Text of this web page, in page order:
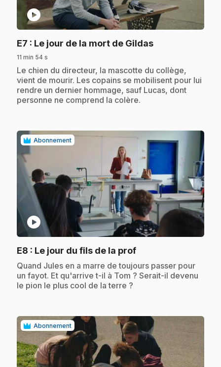
play_circle
E7 : Le jour de la mort de Gildas.
11 min 54 s
.Le chien du directeur, la mascotte du collège,
vient de mourir. Les copains se mobilisent pour lui
rendre un dernier hommage, sauf Lucas, dont
personne ne comprend la colère.
Abonnement
play_circle
E8 : Le jour du fils de la prof.
.Quand Jules en a marre de toujours passer pour
un fayot. Et qu'arrive t-il à Tom ? Serait-il devenu
le pion le plus cool de la terre ?
Abonnement